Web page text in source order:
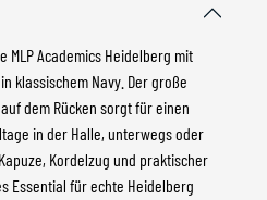
Academics Heidelberg mit
klassischem Navy. Der große
dem Rücken sorgt für einen
in der Halle, unterwegs oder
Kordelzug und praktischer
Essential für echte Heidelberg